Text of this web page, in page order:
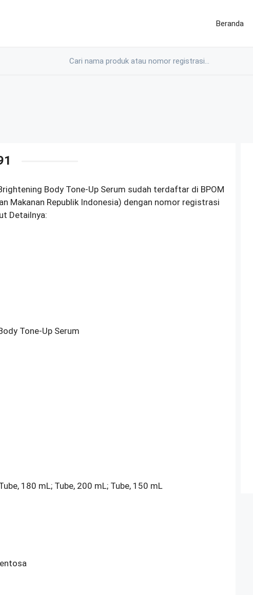
Beranda
Body Tone-Up Serum sudah terdaftar di BPOM
Makanan Republik Indonesia) dengan nomor registrasi
Detailnya:
Tone-Up Serum
180 mL; Tube, 200 mL; Tube, 150 mL